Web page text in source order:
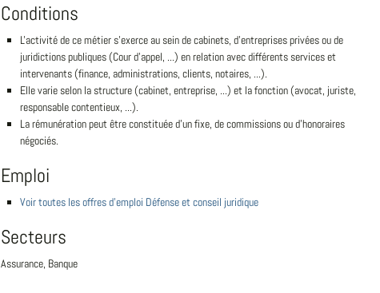
Conditions
L'activité de ce métier s'exerce au sein de cabinets, d'entreprises privées ou de
juridictions publiques (Cour d'appel, ...) en relation avec différents services et
intervenants (finance, administrations, clients, notaires, ...).
Elle varie selon la structure (cabinet, entreprise, ...) et la fonction (avocat, juriste,
responsable contentieux, ...).
La rémunération peut être constituée d'un fixe, de commissions ou d'honoraires
négociés.
Emploi
Voir toutes les offres d'emploi Défense et conseil juridique
Secteurs
Assurance, Banque